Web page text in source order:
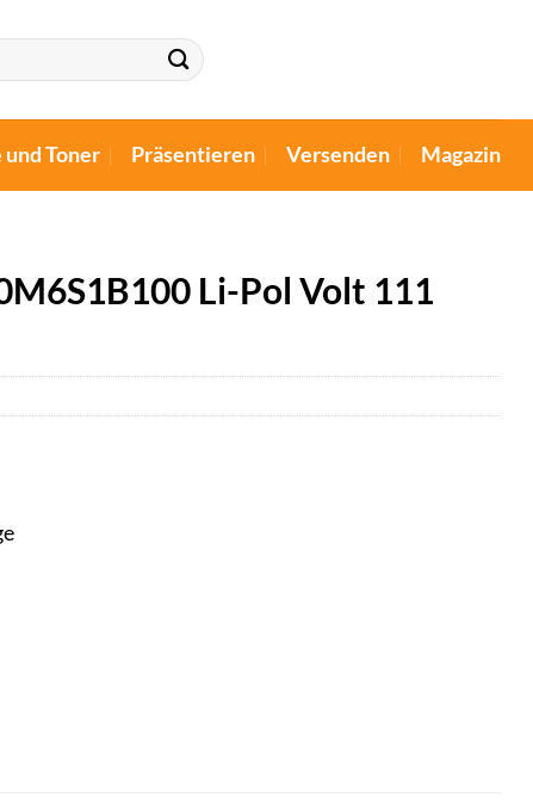
Toner Präsentieren Versenden Magazin
Li-Pol Volt 111